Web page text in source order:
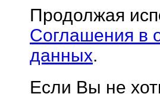
Продолжая
Соглашения в
данных.
Если Вы не